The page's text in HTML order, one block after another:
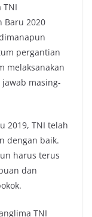
TNI
Baru 2020
pergantian
melaksanakan
masing-
2019, TNI telah
dengan baik.
harus terus
dan
TNI